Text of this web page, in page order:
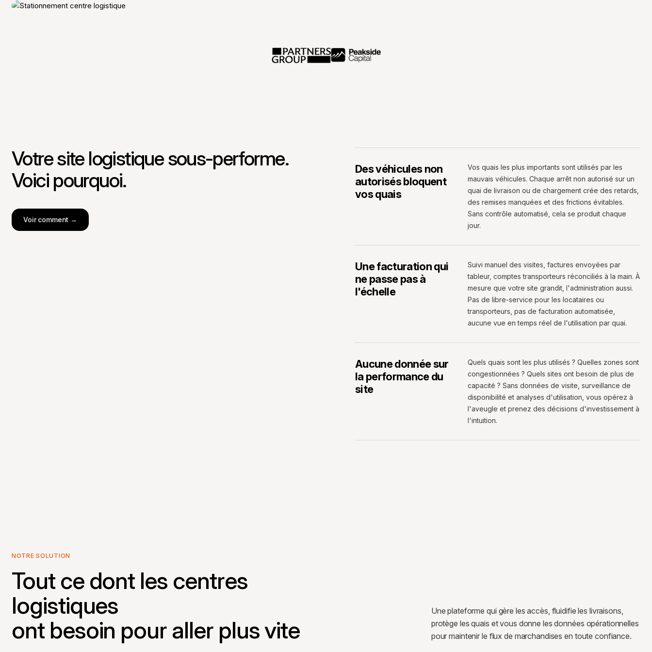
Votre site logistique sous-performe.
Voici pourquoi.
Voir comment →
Des véhicules non
autorisés bloquent
vos quais
Vos quais les plus importants sont utilisés par les
mauvais véhicules. Chaque arrêt non autorisé sur un
quai de livraison ou de chargement crée des retards,
des remises manquées et des frictions évitables.
Sans contrôle automatisé, cela se produit chaque
jour.
Une facturation qui
ne passe pas à
l'échelle
Suivi manuel des visites, factures envoyées par
tableur, comptes transporteurs réconciliés à la main. À
mesure que votre site grandit, l'administration aussi.
Pas de libre-service pour les locataires ou
transporteurs, pas de facturation automatisée,
aucune vue en temps réel de l'utilisation par quai.
Aucune donnée sur
la performance du
site
Quels quais sont les plus utilisés ? Quelles zones sont
congestionnées ? Quels sites ont besoin de plus de
capacité ? Sans données de visite, surveillance de
disponibilité et analyses d'utilisation, vous opérez à
l'aveugle et prenez des décisions d'investissement à
l'intuition.
NOTRE SOLUTION
Tout ce dont les centres
logistiques
ont besoin pour aller plus vite
Une plateforme qui gère les accès, fluidifie les livraisons,
protège les quais et vous donne les données opérationnelles
pour maintenir le flux de marchandises en toute confiance.